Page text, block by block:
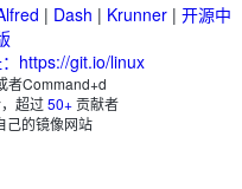
| Dash | Krunner | 开源中
https://git.io/linux
者Command+d
超过50+贡献者
己的镜像网站